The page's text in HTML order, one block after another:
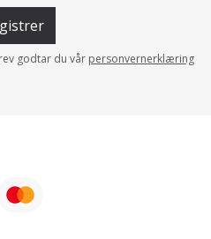
godtar du vår personvernerklæring